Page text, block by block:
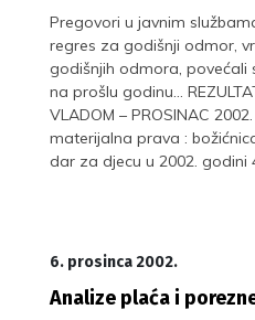
Pregovori u javnim
regres za godišnji odmor,
godišnjih odmora, povećali
na prošlu godinu…
VLADOM – PROSINAC
materijalna prava :
dar za djecu u 2002. godini
6. prosinca 2002.
Analize plaća i